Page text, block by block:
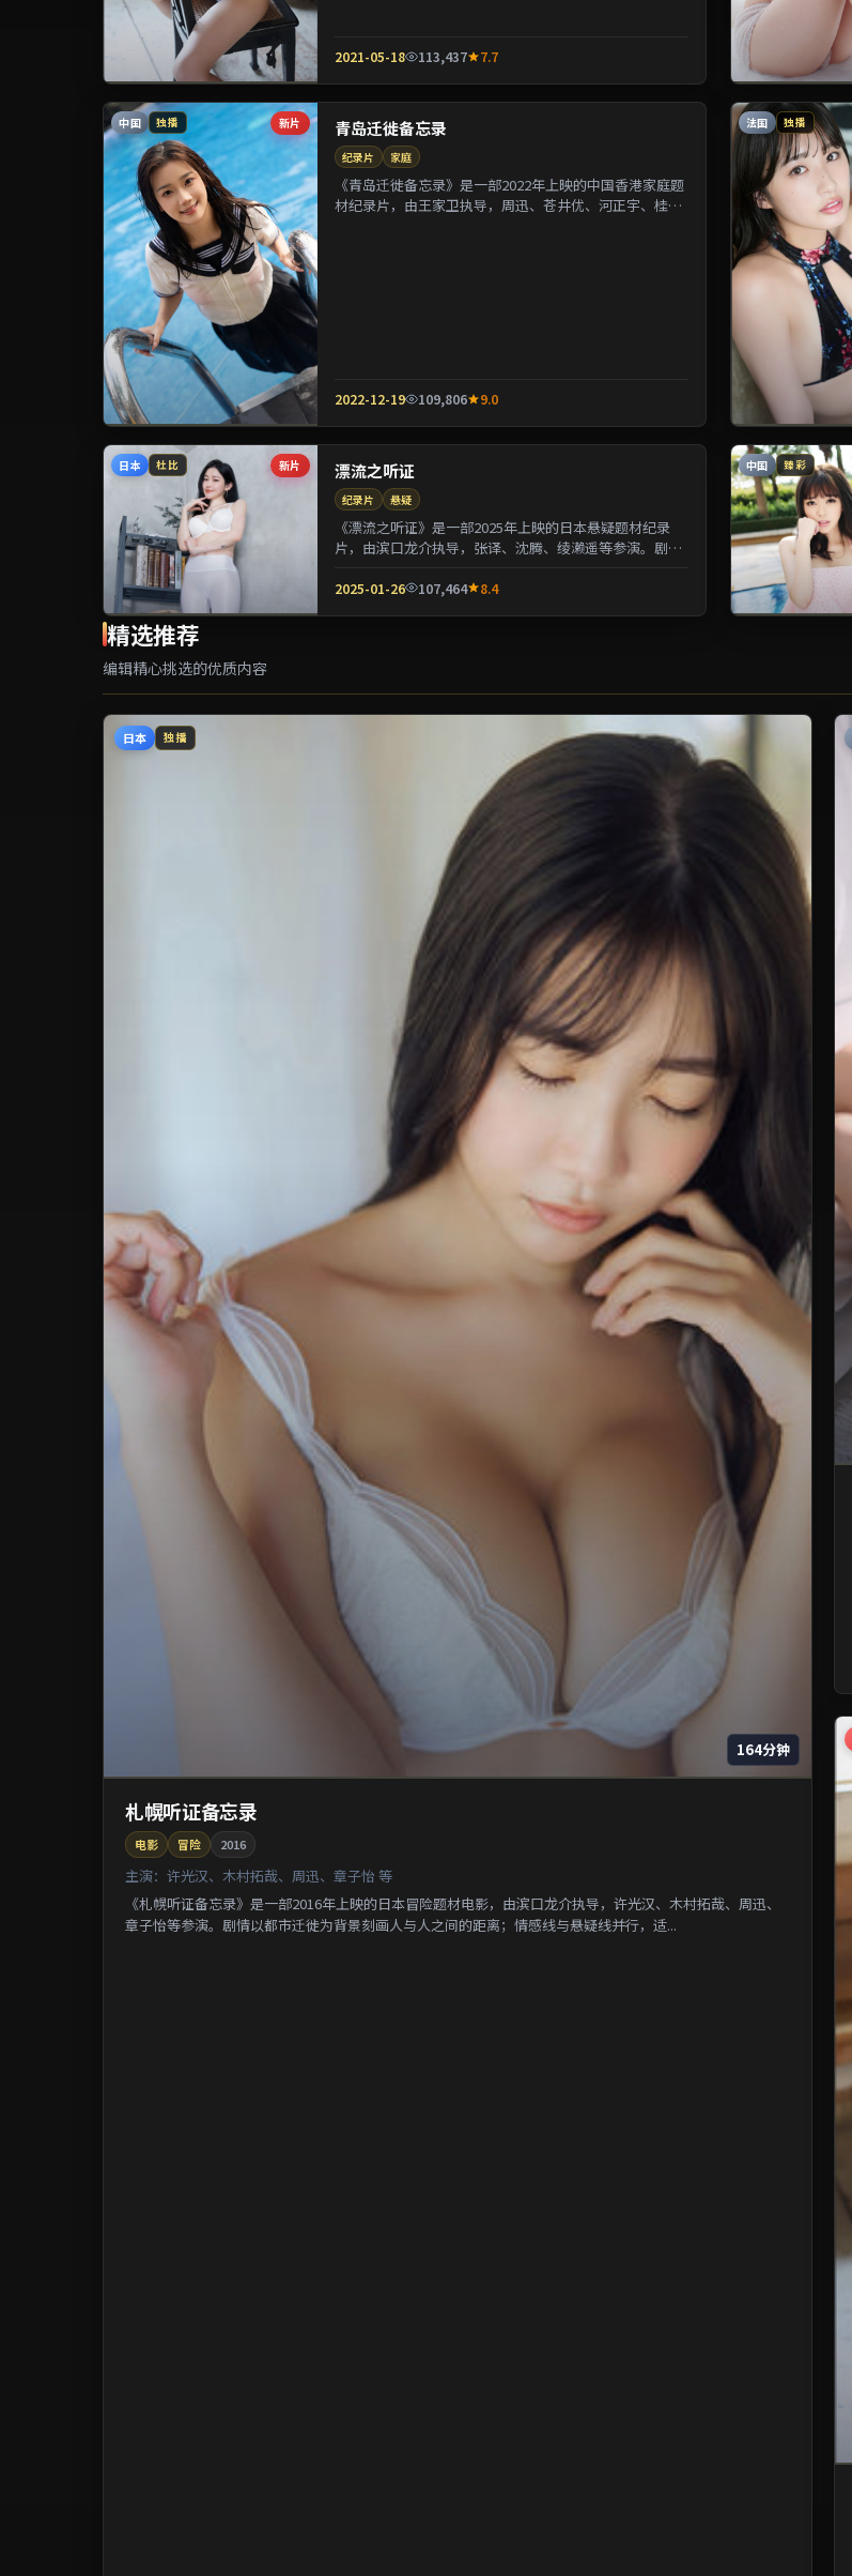
2021-05-18 113,437 7.7
新片
中国 独播 青岛迁徙备忘录
纪录片 家庭
《青岛迁徙备忘录》是一部2022年上映的中国香港家庭题
材纪录片，由王家卫执导，周迅、苍井优、河正宇、桂纶
2022-12-19 109,806 9.0
法国 独播
新片
日本 杜比 漂流之听证
纪录片 悬疑
《漂流之听证》是一部2025年上映的日本悬疑题材纪录
片，由滨口龙介执导，张译、沈腾、绫濑遥等参演。剧情
2025-01-26 107,464 8.4
中国 臻彩
精选推荐
编辑精心挑选的优质内容
日本 独播
164分钟
札幌听证备忘录
电影 冒险 2016
主演： 许光汉、木村拓哉、周迅、章子怡 等
《札幌听证备忘录》是一部2016年上映的日本冒险题材电影，由滨口龙介执导，许光汉、木村拓哉、周迅、
章子怡等参演。剧情以都市迁徙为背景刻画人与人之间的距离；情感线与悬疑线并行，适...